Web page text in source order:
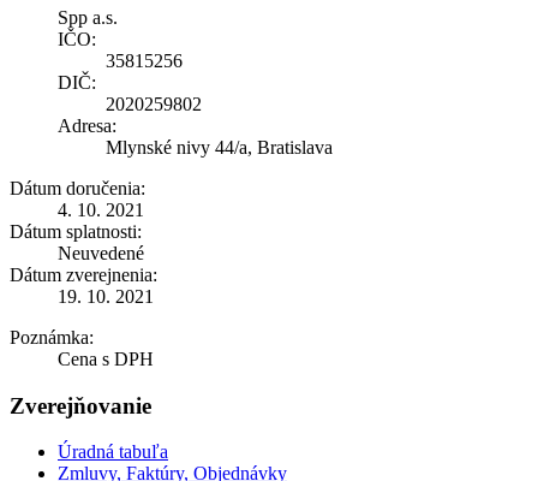
Spp a.s.
IČO:
35815256
DIČ:
2020259802
Adresa:
Mlynské nivy 44/a, Bratislava
Dátum doručenia:
4. 10. 2021
Dátum splatnosti:
Neuvedené
Dátum zverejnenia:
19. 10. 2021
Poznámka:
Cena s DPH
Zverejňovanie
Úradná tabuľa
Zmluvy, Faktúry, Objednávky